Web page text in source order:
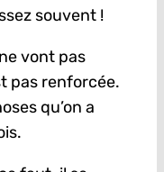
souvent !
vont pas
pas renforcée.
qu’on a